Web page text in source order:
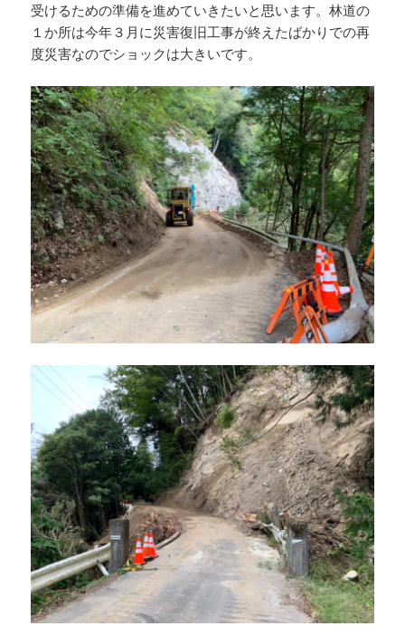
受けるための準備を進めていきたいと思います。林道の
１か所は今年３月に災害復旧工事が終えたばかりでの再
度災害なのでショックは大きいです。